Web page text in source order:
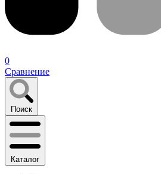
0
Сравнение
Поиск
Каталог